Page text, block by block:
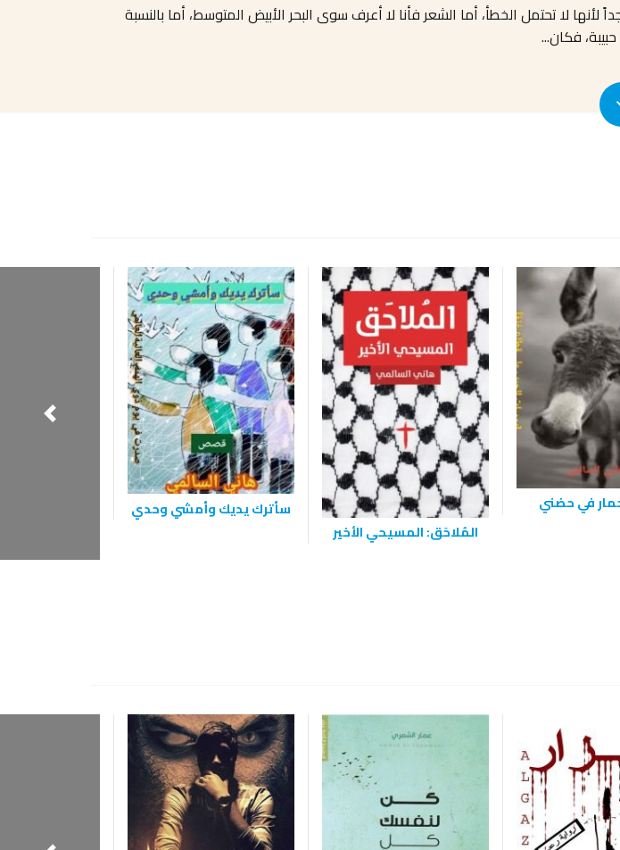
لا تحتمل الخطأ، أما الشعر فأنا لا أعرف سوى البحر الأبيض المتوسط، أما بالنسبة
فكان...
في حضني
المُلاحَق: المسيحي الأخير
سأترك يديك وأمشي وحدي